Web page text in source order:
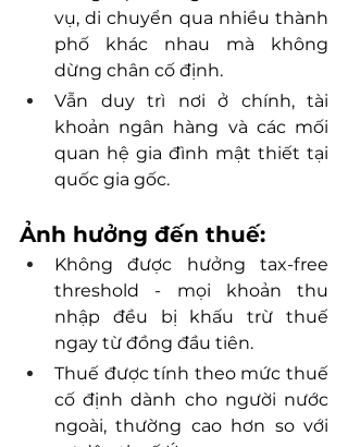
vụ, di chuyển qua nhiều thành
phố khác nhau mà không
dừng chân cố định.
Vẫn duy trì nơi ở chính, tài
khoản ngân hàng và các mối
quan hệ gia đình mật thiết tại
quốc gia gốc.
Ảnh hưởng đến thuế:
Không được hưởng tax-free
threshold - mọi khoản thu
nhập đều bị khấu trừ thuế
ngay từ đồng đầu tiên.
Thuế được tính theo mức thuế
cố định dành cho người nước
ngoài, thường cao hơn so với